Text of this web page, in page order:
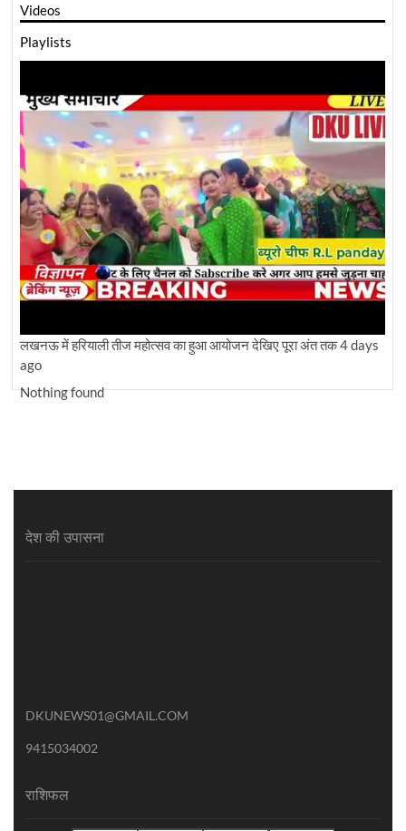
Videos
Playlists
लखनऊ में हरियाली तीज महोत्सव का हुआ आयोजन देखिए पूरा अंत तक4 days
ago
Nothing found
देश की उपासना
DKUNEWS01@GMAIL.COM
9415034002
राशिफल